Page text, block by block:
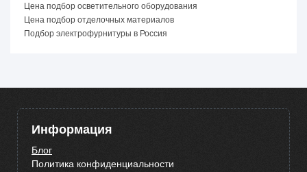
Цена подбор осветительного оборудования
Цена подбор отделочных материалов
Подбор электрофурнитуры в Россия
Информация
Блог
Политика конфиденциальности